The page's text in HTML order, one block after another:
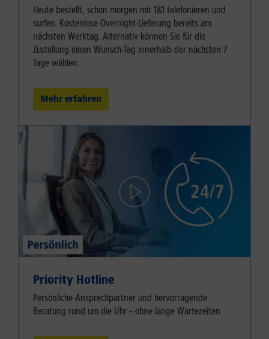
Heute bestellt, schon morgen mit 1&1 telefonieren und
surfen. Kostenlose Overnight-Lieferung bereits am
nächsten Werktag. Alternativ können Sie für die
Zustellung einen Wunsch-Tag innerhalb der nächsten 7
Tage wählen.
Mehr erfahren
Priority Hotline
Persönliche Ansprechpartner und hervorragende
Beratung rund um die Uhr – ohne lange Wartezeiten.